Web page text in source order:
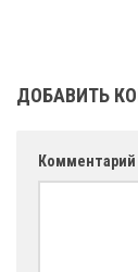
ДОБАВИТЬ
Комментарий